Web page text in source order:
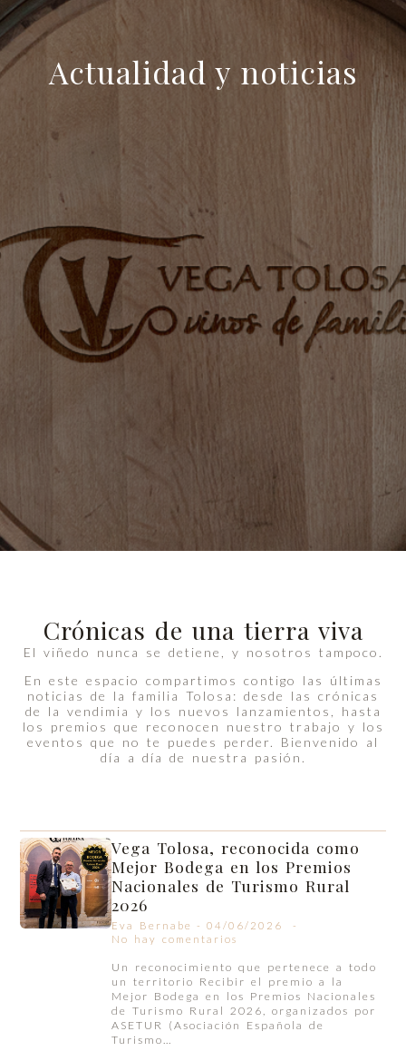
Actualidad y noticias
Crónicas de una tierra viva
El viñedo nunca se detiene, y nosotros tampoco.
En este espacio compartimos contigo las últimas
noticias de la familia Tolosa: desde las crónicas
de la vendimia y los nuevos lanzamientos, hasta
los premios que reconocen nuestro trabajo y los
eventos que no te puedes perder. Bienvenido al
día a día de nuestra pasión.
Vega Tolosa, reconocida como
Mejor Bodega en los Premios
Nacionales de Turismo Rural
2026
Eva Bernabe
04/06/2026
No hay comentarios
Un reconocimiento que pertenece a todo
un territorio Recibir el premio a la
Mejor Bodega en los Premios Nacionales
de Turismo Rural 2026, organizados por
ASETUR (Asociación Española de
Turismo…